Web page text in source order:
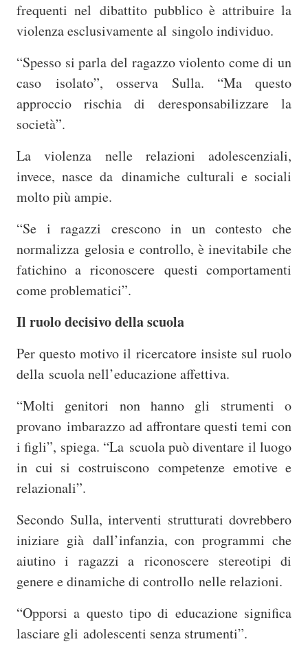
frequenti nel dibattito pubblico è attribuire la
violenza esclusivamente al singolo individuo.
“Spesso si parla del ragazzo violento come di un
casoisolato”, osserva Sulla. “Ma questo
approccio rischia di deresponsabilizzare la
società”.
La violenza nelle relazioni adolescenziali,
invece, nasce da dinamiche culturali e sociali
molto più ampie.
“Se i ragazzi crescono in un contesto che
normalizza gelosia e controllo, è inevitabile che
fatichinoa riconoscere questi comportamenti
come problematici”.
Il ruolo decisivo della scuola
Per questo motivo il ricercatore insiste sul ruolo
della scuola nell’educazione affettiva.
“Molti genitori non hanno gli strumenti o
provano imbarazzo ad affrontare questi temi con
i figli”, spiega. “La scuola può diventare il luogo
in cui si costruiscono competenze emotive e
relazionali”.
Secondo Sulla, interventi strutturati dovrebbero
iniziare già dall’infanzia, con programmi che
aiutino i ragazzi a riconoscere stereotipi di
genere e dinamiche di controllo nelle relazioni.
“Opporsi a questo tipo di educazione significa
lasciare gli adolescenti senza strumenti”.